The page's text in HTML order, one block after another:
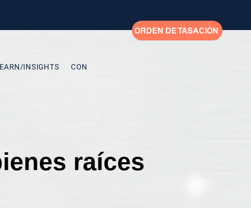
ORDEN DE TASACIÓN
INSIGHTS CONTACTO
raíces